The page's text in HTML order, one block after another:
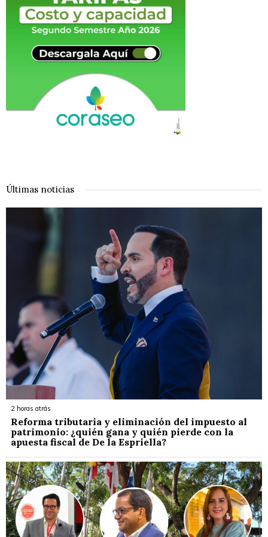
Últimas noticias
2 horas atrás
Reforma tributaria y eliminación del impuesto al
patrimonio: ¿quién gana y quién pierde con la
apuesta fiscal de De la Espriella?